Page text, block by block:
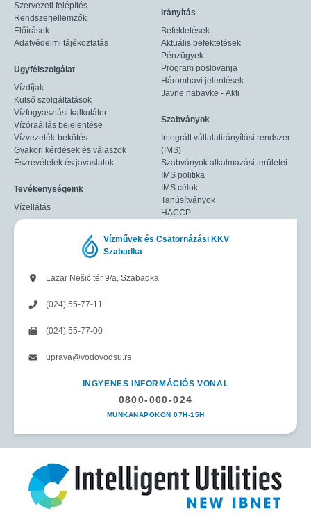
Szervezeti felépítés
Rendszerjellemzők
Előírások
Adatvédelmi tájékoztatás
Ügyfélszolgálat
Vízdíjak
Külső szolgáltatások
Vízfogyasztási kalkulátor
Vízóraállás bejelentése
Vízvezeték-bekötés
Gyakori kérdések és válaszok
Észrevételek és javaslatok
Tevékenységeink
Vízellátás
Irányítás
Befektetések
Aktuális befektetések
Pénzügyek
Program poslovanja
Háromhavi jelentések
Javne nabavke - Akti
Szabványok
Integrált vállalatirányítási rendszer
(IMS)
Szabványok alkalmazási területei
IMS politika
IMS célok
Tanúsítványok
HACCP
Vízművek és Csatornázási KKV
Szabadka
Lazar Nešić tér 9/a, Szabadka
(024) 55-77-11
(024) 55-77-00
uprava@vodovodsu.rs
INGYENES INFORMÁCIÓS VONAL
0800-000-024
MUNKANAPOKON 07H-15H